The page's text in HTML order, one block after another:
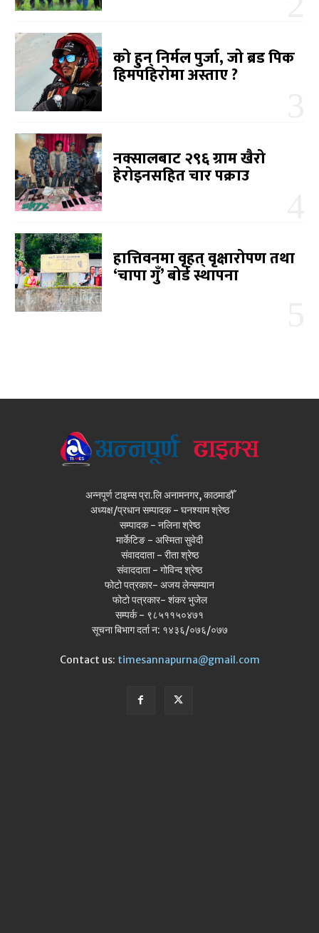
को हुन् निर्मल पुर्जा, जो ब्रड पिक
हिमपहिरोमा अस्ताए ?
नक्सालबाट २९६ ग्राम खैरो
हेरोइनसहित चार पक्राउ
हात्तिवनमा वृहत् वृक्षारोपण तथा
‘चापा गुँ’ बोर्ड स्थापना
अन्नपूर्ण टाइम्स प्रा.लि अनामनगर, काठमाडौँ
अध्यक्ष/प्रधान सम्पादक - घनश्याम श्रेष्ठ
सम्पादक - नलिना श्रेष्ठ
मार्केटिङ - अस्मिता सुवेदी
संवाददाता - रीता श्रेष्ठ
संवाददाता - गोविन्द श्रेष्ठ
फोटो पत्रकार- अजय लेन्सम्यान
फोटो पत्रकार- शंकर भुजेल
सम्पर्क - ९८५११५०४७१
सूचना बिभाग दर्ता न: १४३६/०७६/०७७
Contact us: timesannapurna@gmail.com